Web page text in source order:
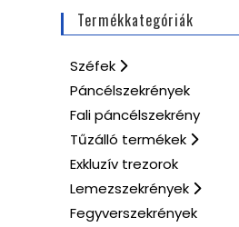
Termékkategóriák
Széfek
Páncélszekrények
Fali páncélszekrény
Tűzálló termékek
Exkluzív trezorok
Lemezszekrények
Fegyverszekrények